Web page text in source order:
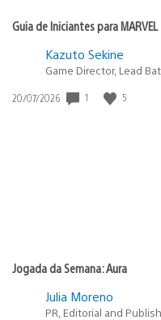
Guia de Iniciantes para
Kazuto Sekine
Game Director, Lead
Data
20/07/2026 1 5
Jogada da Semana: Aura
Julia Moreno
PR, Editorial and